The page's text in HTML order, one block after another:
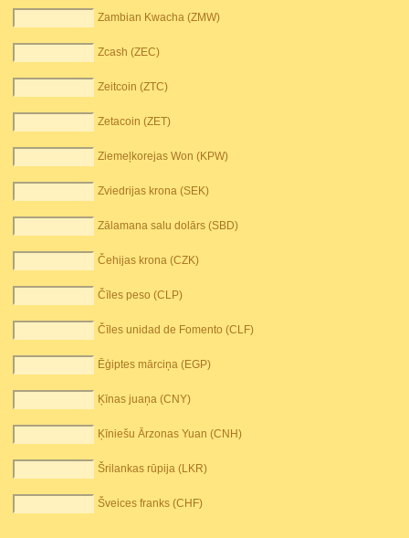
Zambian Kwacha (ZMW)
Zcash (ZEC)
Zeitcoin (ZTC)
Zetacoin (ZET)
Ziemeļkorejas Won (KPW)
Zviedrijas krona (SEK)
Zālamana salu dolārs (SBD)
Čehijas krona (CZK)
Čīles peso (CLP)
Čīles unidad de Fomento (CLF)
Ēģiptes mārciņa (EGP)
Ķīnas juaņa (CNY)
Ķīniešu Ārzonas Yuan (CNH)
Šrilankas rūpija (LKR)
Šveices franks (CHF)